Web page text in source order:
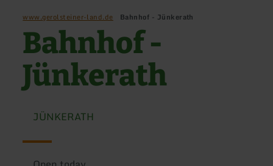
www.gerolsteiner-land.de Bahnhof - Jünkerath
Bahnhof -
Jünkerath
JÜNKERATH